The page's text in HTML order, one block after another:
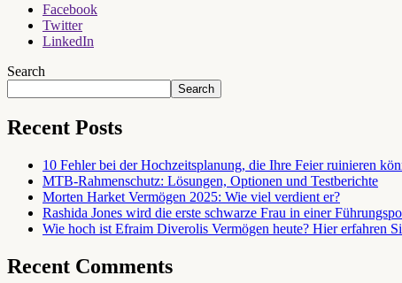
Facebook
Twitter
LinkedIn
Search
Search
Recent Posts
10 Fehler bei der Hochzeitsplanung, die Ihre Feier ruinieren
MTB-Rahmenschutz: Lösungen, Optionen und Testberichte
Morten Harket Vermögen 2025: Wie viel verdient er?
Rashida Jones wird die erste schwarze Frau in einer
Wie hoch ist Efraim Diverolis Vermögen heute? Hier erfahren
Recent Comments